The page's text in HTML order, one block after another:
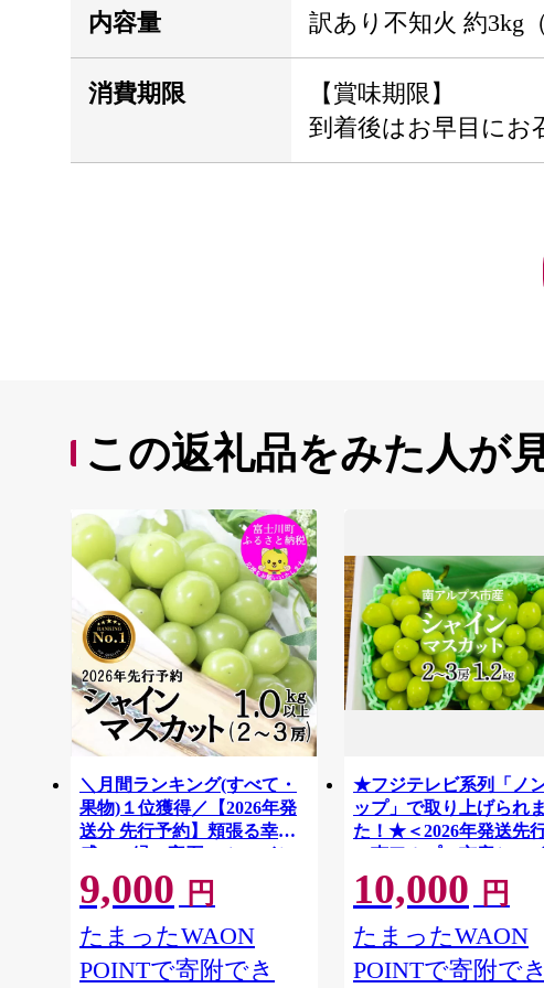
内容量 訳あり不知火 約3kg
消費期限
【賞味期限】
到着後はお早目にお
この返礼品をみた人が
＼月間ランキング(すべて・
果物)１位獲得／【2026年発
送分 先行予約】頬張る幸福
感 〜緑の宝石・ シャイン
マスカット 〜 １ｋｇ以上
（２〜３房） フルーツ 山梨
県産 果物 くだもの シャイン
マスカット ぶどう ブドウ 葡
萄 大粒 種なし 先行予約 富士
9,000 円
たまったWAON
POINTで寄附でき
★フジテレビ系列「ノ
ップ」で取り上げられ
た！★＜2026年発送先
＞南アルプス市産シャ
スカット1.2kg以上（2～3
房） クール便発送
ALPAG007
10,000 円
たまったWAON
POINTで寄附でき